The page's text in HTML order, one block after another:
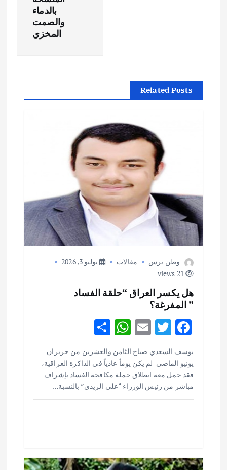
ت
بالدماء
والصمت
المخزي
Related Posts
وطن برس مقالات
يوليو 3, 2026
21 views
هل يكسر العراق “حلقة الفساد
” المفرغة؟
F
ac
e
b
o
T
it
te
r
E
m
ai
l
W
h
at
s
A
S
ar
e
يوسف السعدي صباح الثامن والعشرين من حزيران
يونيو الماضي لم يكن يوماً عادياً في الذاكرة العراقية،
فقد حمل معه انطلاق حملة مكافحة الفساد بإشراف
مباشر من رئيس الوزراء “علي الزيدي” بالنسبة…